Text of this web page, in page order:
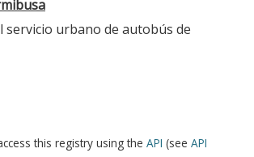
servicio urbano de autobús de
this registry using the API (see API